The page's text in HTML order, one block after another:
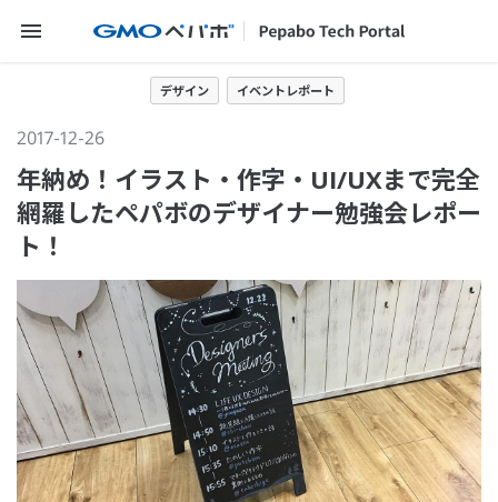
メニューを開く
デザイン イベントレポート
2017-12-26
年納め！イラスト・作字・UI/UXまで完全
網羅したペパボのデザイナー勉強会レポー
ト！